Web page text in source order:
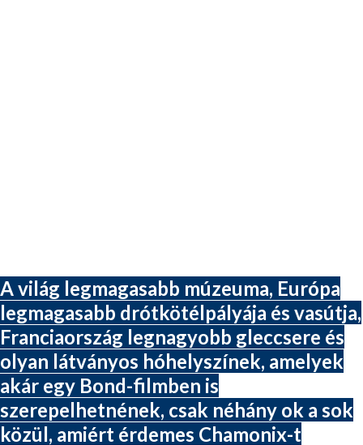
A világ legmagasabb múzeuma, Európa
legmagasabb drótkötélpályája és vasútja,
Franciaország legnagyobb gleccsere és
olyan látványos hóhelyszínek, amelyek
akár egy Bond-filmben is
szerepelhetnének, csak néhány ok a sok
közül, amiért érdemes Chamonix-t